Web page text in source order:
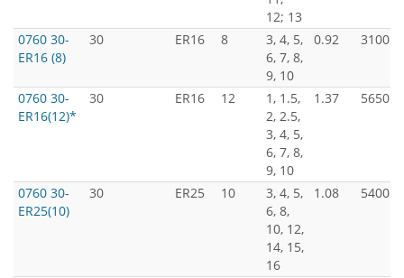
12; 13
0760 30-
ER16 (8)
30 ER16 8
3, 4, 5,
6, 7, 8,
9, 10
0.92 3100
0760 30-
ER16(12)*
30 ER16 12
1, 1.5,
2, 2.5,
3, 4, 5,
6, 7, 8,
9, 10
1.37 5650
0760 30-
ER25(10)
30 ER25 10
3, 4, 5,
6, 8,
10, 12,
14, 15,
16
1.08 5400